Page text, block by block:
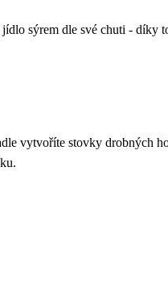
sýrem dle své chuti - díky
vytvoříte stovky drobných